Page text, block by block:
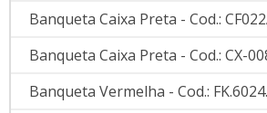
Banqueta Caixa Preta - Cod.:
Banqueta Caixa Preta - Cod.: CX-
Banqueta Vermelha - Cod.: